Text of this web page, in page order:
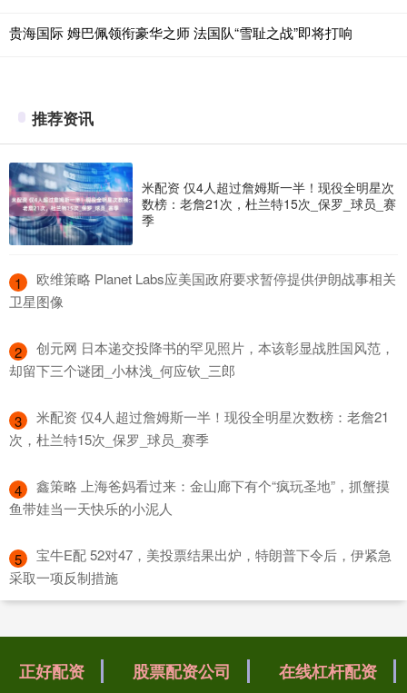
贵海国际 姆巴佩领衔豪华之师 法国队“雪耻之战”即将打响
推荐资讯
米配资 仅4人超过詹姆斯一半！现役全明星次
数榜：老詹21次，杜兰特15次_保罗_球员_赛
季
1
​欧维策略 Planet Labs应美国政府要求暂停提供伊朗战事相关
卫星图像
2
​创元网 日本递交投降书的罕见照片，本该彰显战胜国风范，
却留下三个谜团_小林浅_何应钦_三郎
3
​米配资 仅4人超过詹姆斯一半！现役全明星次数榜：老詹21
次，杜兰特15次_保罗_球员_赛季
4
​鑫策略 上海爸妈看过来：金山廊下有个“疯玩圣地”，抓蟹摸
鱼带娃当一天快乐的小泥人
5
​宝牛E配 52对47，美投票结果出炉，特朗普下令后，伊紧急
采取一项反制措施
正好配资 股票配资公司 在线杠杆配资